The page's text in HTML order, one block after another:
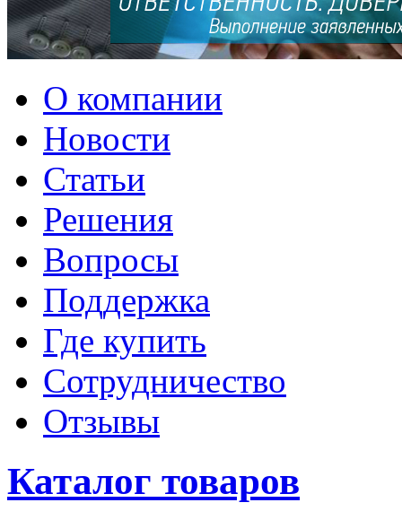
О компании
Новости
Статьи
Решения
Вопросы
Поддержка
Где купить
Сотрудничество
Отзывы
Каталог товаров